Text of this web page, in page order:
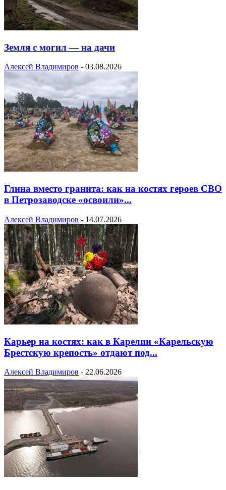
Земля с могил — на дачи
Алексей Владимиров - 03.08.2026
Глина вместо гранита: как на костях героев СВО
в Петрозаводске «освоили»...
Алексей Владимиров - 14.07.2026
Карьер на костях: как в Карелии «Карельскую
Брестскую крепость» отдают под...
Алексей Владимиров - 22.06.2026